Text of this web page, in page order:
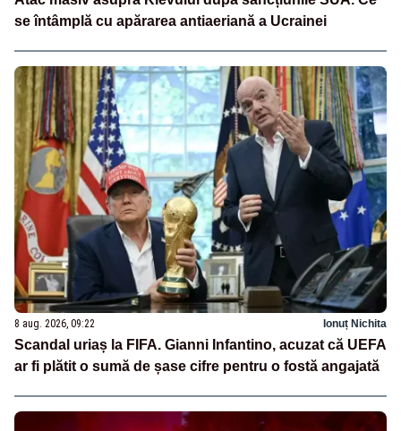
se întâmplă cu apărarea antiaeriană a Ucrainei
8 aug. 2026, 09:22 Ionuț Nichita
Scandal uriaș la FIFA. Gianni Infantino, acuzat că UEFA
ar fi plătit o sumă de șase cifre pentru o fostă angajată